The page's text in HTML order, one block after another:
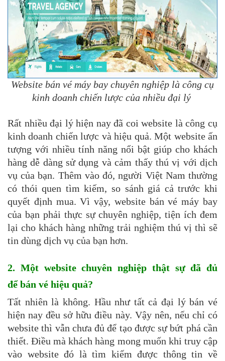
Website bán vé máy bay chuyên nghiệp là công cụ
kinh doanh chiến lược của nhiều đại lý
Rất nhiều đại lý hiện nay đã coi website là công cụ
kinh doanh chiến lược và hiệu quả. Một website ấn
tượng với nhiều tính năng nổi bật giúp cho khách
hàng dễ dàng sử dụng và cảm thấy thú vị với dịch
vụ của bạn. Thêm vào đó, người Việt Nam thường
có thói quen tìm kiếm, so sánh giá cả trước khi
quyết định mua. Vì vậy, website bán vé máy bay
của bạn phải thực sự chuyên nghiệp, tiện ích đem
lại cho khách hàng những trải nghiệm thú vị thì sẽ
tin dùng dịch vụ của bạn hơn.
2. Một website chuyên nghiệp thật sự đã đủ
để bán vé hiệu quả?
Tất nhiên là không. Hầu như tất cả đại lý bán vé
hiện nay đều sở hữu điều này. Vậy nên, nếu chỉ có
website thì vẫn chưa đủ để tạo được sự bứt phá cần
thiết. Điều mà khách hàng mong muốn khi truy cập
vào website đó là tìm kiếm được thông tin về